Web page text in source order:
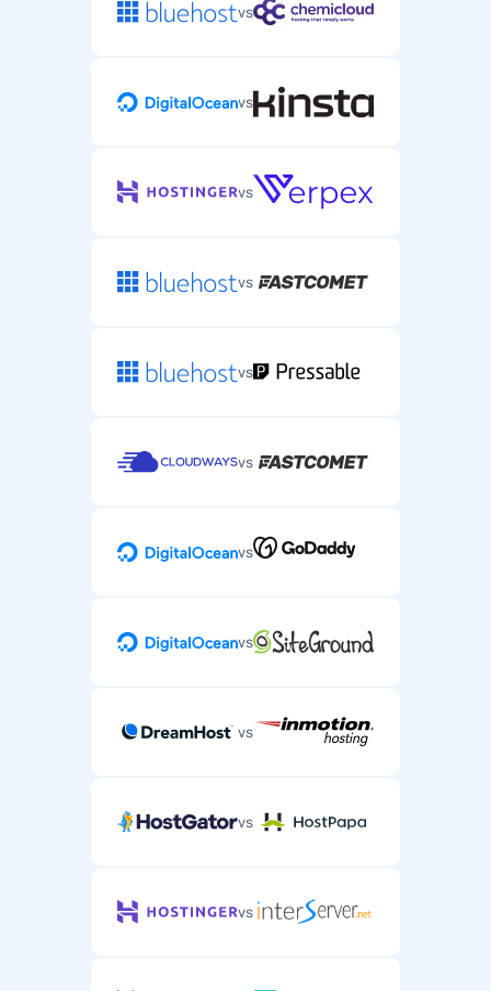
vs
vs
vs
vs
vs
vs
vs
vs
vs
vs
vs